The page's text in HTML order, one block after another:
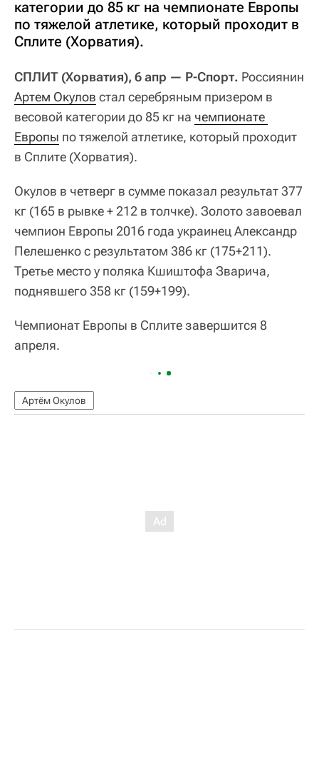
категории до 85 кг на чемпионате Европы
по тяжелой атлетике, который проходит в
Сплите (Хорватия).
СПЛИТ (Хорватия), 6 апр — Р-Спорт. Россиянин
Артем Окулов стал серебряным призером в
весовой категории до 85 кг на чемпионате
Европы по тяжелой атлетике, который проходит
в Сплите (Хорватия).
Окулов в четверг в сумме показал результат 377
кг (165 в рывке + 212 в толчке). Золото завоевал
чемпион Европы 2016 года украинец Александр
Пелешенко с результатом 386 кг (175+211).
Третье место у поляка Кшиштофа Зварича,
поднявшего 358 кг (159+199).
Чемпионат Европы в Сплите завершится 8
апреля.
Артём Окулов